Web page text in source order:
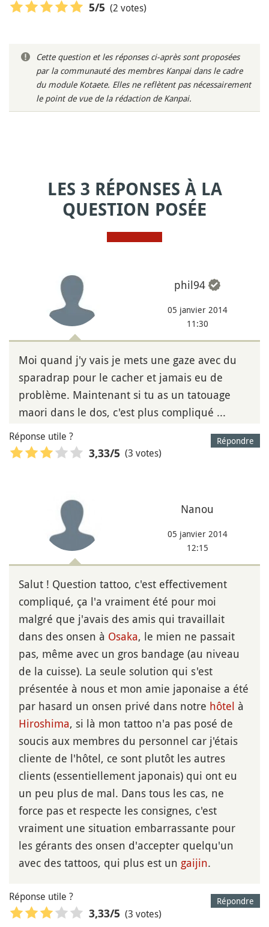
5/5 (2 votes)
Cette question et les réponses ci-après sont proposées
par la communauté des membres Kanpai dans le cadre
du module Kotaete. Elles ne reflètent pas nécessairement
le point de vue de la rédaction de Kanpai.
LES 3 RÉPONSES À LA
QUESTION POSÉE
phil94
05 janvier 2014
11:30
Moi quand j'y vais je mets une gaze avec du
sparadrap pour le cacher et jamais eu de
problème. Maintenant si tu as un tatouage
maori dans le dos, c'est plus compliqué ...
Répondre
Réponse utile ?
3,33/5 (3 votes)
Nanou
05 janvier 2014
12:15
Salut ! Question tattoo, c'est effectivement
compliqué, ça l'a vraiment été pour moi
malgré que j'avais des amis qui travaillait
dans des onsen à Osaka, le mien ne passait
pas, même avec un gros bandage (au niveau
de la cuisse). La seule solution qui s'est
présentée à nous et mon amie japonaise a été
par hasard un onsen privé dans notre hôtel à
Hiroshima, si là mon tattoo n'a pas posé de
soucis aux membres du personnel car j'étais
cliente de l'hôtel, ce sont plutôt les autres
clients (essentiellement japonais) qui ont eu
un peu plus de mal. Dans tous les cas, ne
force pas et respecte les consignes, c'est
vraiment une situation embarrassante pour
les gérants des onsen d'accepter quelqu'un
avec des tattoos, qui plus est un gaijin.
Répondre
Réponse utile ?
3,33/5 (3 votes)